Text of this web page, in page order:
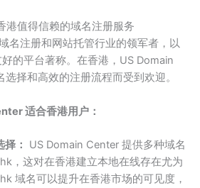
港值得信赖的域名注册服务
名注册和网站托管行业的领军者，以
的平台著称。在香港，US Domain
择和高效的注册流程而受到欢迎。
适合香港用户：
：
US Domain Center 提供多种域名
，这对在香港建立本地在线存在尤为
域名可以提升在香港市场的可见度，